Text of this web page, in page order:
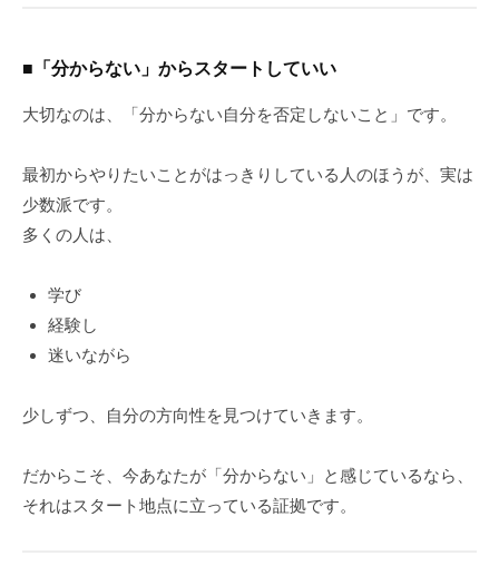
■「分からない」からスタートしていい
大切なのは、「分からない自分を否定しないこと」です。
最初からやりたいことがはっきりしている人のほうが、実は
少数派です。
多くの人は、
学び
経験し
迷いながら
少しずつ、自分の方向性を見つけていきます。
だからこそ、今あなたが「分からない」と感じているなら、
それはスタート地点に立っている証拠です。